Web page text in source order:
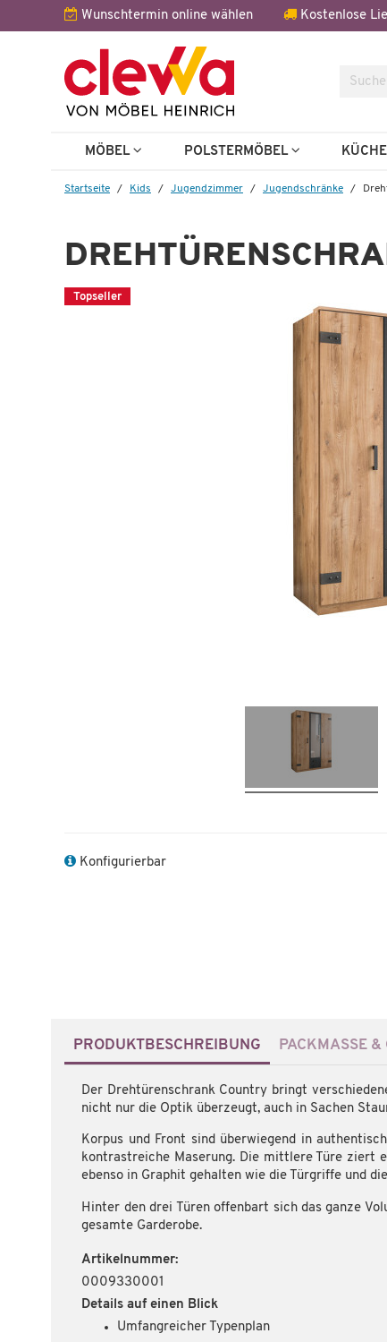
Wunschtermin online wählen Kostenlose
Suche
MÖBEL POLSTERMÖBEL
Startseite Kids Jugendzimmer Jugendschränke
Topseller
Konfigurierbar
PRODUKTBESCHREIBUNG PACKMASSE &
Der Drehtürenschrank Country bringt
nicht nur die Optik überzeugt, auch in Sachen
Korpus und Front sind überwiegend in
kontrastreiche Maserung. Die mittlere Türe ziert
ebenso in Graphit gehalten wie die Türgriffe und
Hinter den drei Türen offenbart sich das ganze
gesamte Garderobe.
Artikelnummer:
0009330001
Details auf einen Blick
Umfangreicher Typenplan